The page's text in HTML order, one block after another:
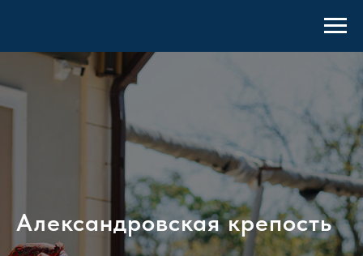
Александровская крепость